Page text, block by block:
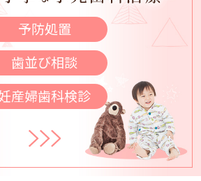
予防処置
歯並び相談
産婦歯科検診